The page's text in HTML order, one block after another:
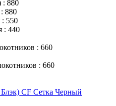
: 880
: 880
: 550
: 440
: 660
: 660
CF Сетка Черный